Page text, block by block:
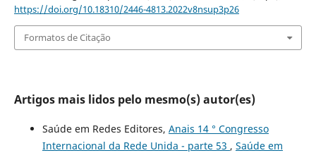
https://doi.org/10.18310/2446-4813.2022v8nsup3p26
Formatos de Citação
Artigos mais lidos pelo mesmo(s) autor(es)
Saúde em Redes Editores, Anais 14 ° Congresso
Internacional da Rede Unida - parte 53 , Saúde em